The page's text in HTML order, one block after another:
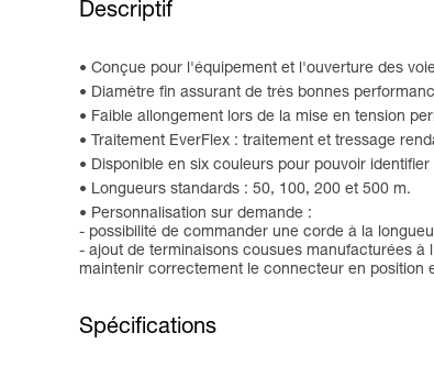
Descriptif
Conçue pour l'équipement et l'ouverture des
Diamètre fin assurant de très bonnes
Faible allongement lors de la mise en tension
Traitement EverFlex : traitement et tressage
Disponible en six couleurs pour pouvoir
Longueurs standards : 50, 100, 200 et 500 m.
Personnalisation sur demande :
- possibilité de commander une corde à la
- ajout de terminaisons cousues manufacturées à
maintenir correctement le connecteur en
Spécifications